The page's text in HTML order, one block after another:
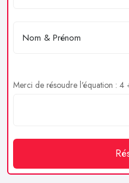
Merci de résoudre l'équation : 4